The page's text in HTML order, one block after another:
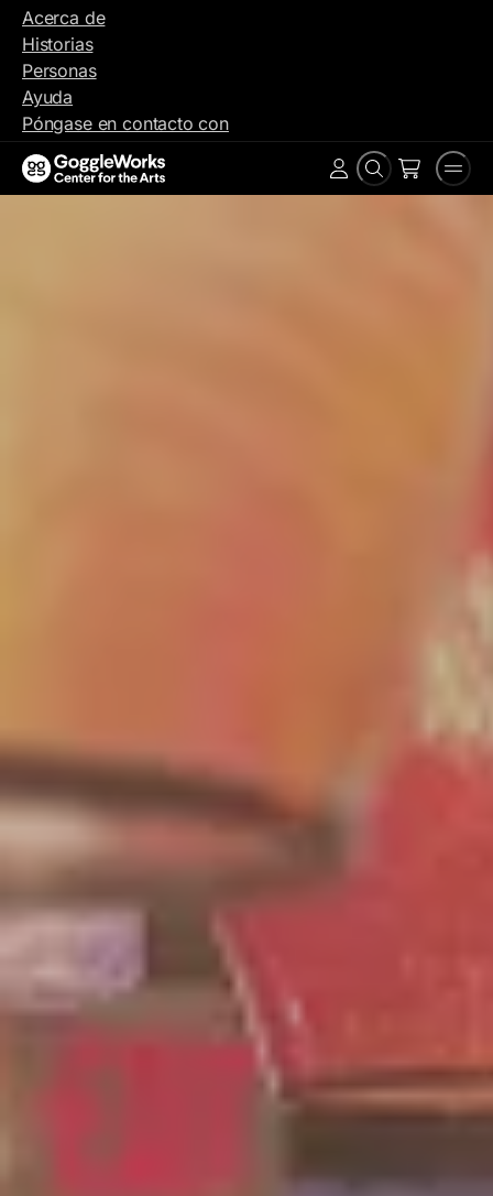
contenido
Acerca de
Historias
Personas
Ayuda
Póngase en contacto con
Buscar
en
Cuenta